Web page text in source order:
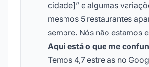
cidade]” e algumas
mesmos 5 restaurantes
sempre. Nós não estamos
Aqui está o que me
Temos 4,7 estrelas no